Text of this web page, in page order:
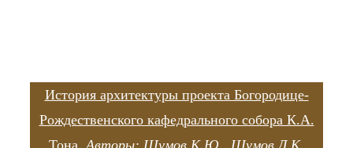
История архитектуры проекта Богородице-
Рождественского кафедрального собора К.А.
Тона. Авторы: Шумов К.Ю., Шумов Д.К.